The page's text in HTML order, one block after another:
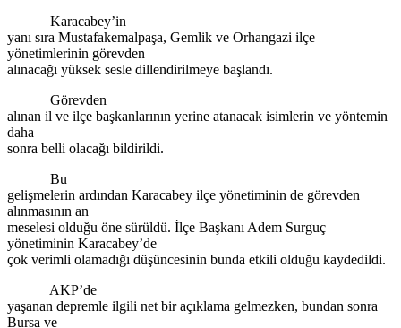
Karacabey’in
yanı sıra Mustafakemalpaşa, Gemlik ve Orhangazi ilçe
yönetimlerinin görevden
alınacağı yüksek sesle dillendirilmeye başlandı.
Görevden
alınan il ve ilçe başkanlarının yerine atanacak isimlerin ve yöntemin
daha
sonra belli olacağı bildirildi.
Bu
gelişmelerin ardından Karacabey ilçe yönetiminin de görevden
alınmasının an
meselesi olduğu öne sürüldü. İlçe Başkanı Adem Surguç
yönetiminin Karacabey’de
çok verimli olamadığı düşüncesinin bunda etkili olduğu kaydedildi.
AKP’de
yaşanan depremle ilgili net bir açıklama gelmezken, bundan sonra
Bursa ve